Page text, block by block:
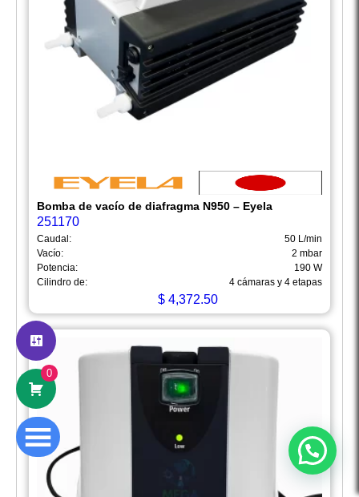
0
Bomba de vacío de diafragma N950 – Eyela
251170
Caudal:
50 L/min
Vacío:
2 mbar
Potencia:
190 W
Cilindro de:
4 cámaras y 4 etapas
$4,372.50
Somos Mega Equipamiento,
somos especialistas en venta,
de laboratorio.
¿En qué podemos ayudarte?